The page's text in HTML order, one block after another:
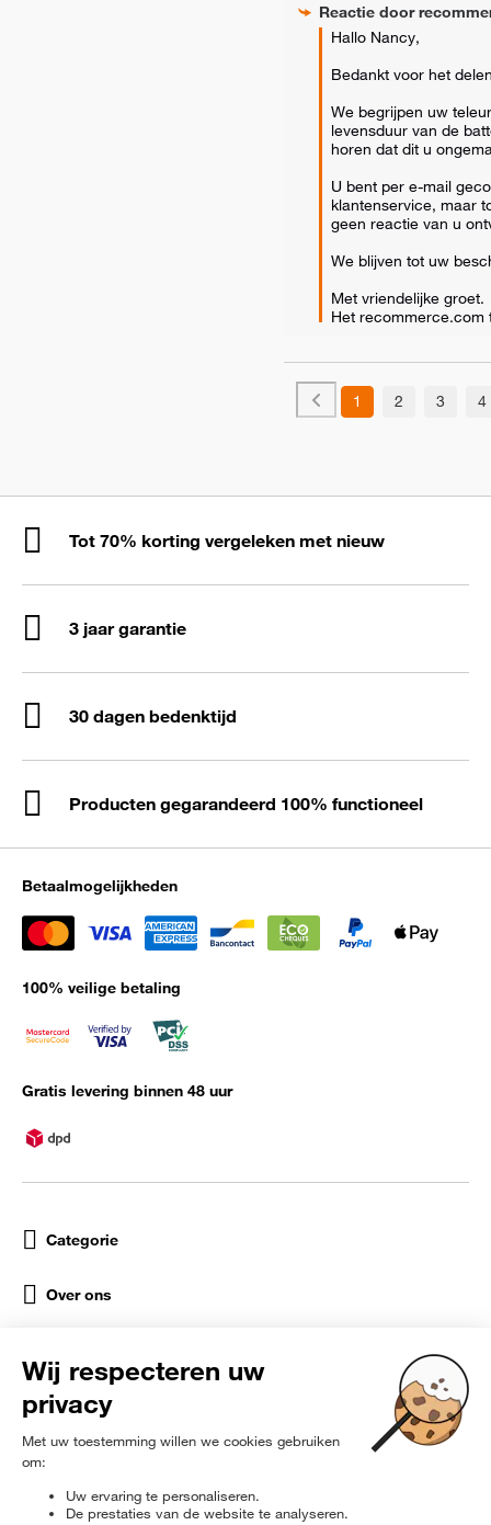
Reactie door
Hallo Nancy,
Bedankt voor het
We begrijpen uw
levensduur van de
horen dat dit u
U bent per e-mail
klantenservice, maar
geen reactie van u
We blijven tot uw
Met vriendelijke groet.
Het recommerce.com
1 2 3 4
Tot 70% korting vergeleken met nieuw
3 jaar garantie
30 dagen bedenktijd
Producten gegarandeerd 100% functioneel
Betaalmogelijkheden
100% veilige betaling
Gratis levering binnen 48 uur
Categorie
Over ons
Sociale netwerken